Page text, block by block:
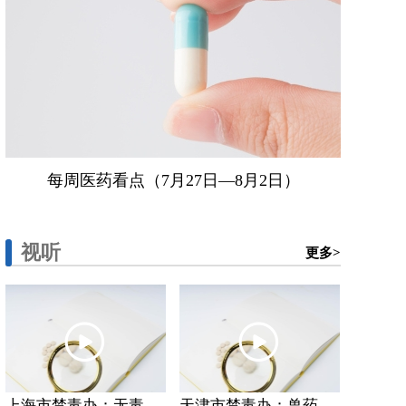
每周医药看点（7月27日—8月2日）
视听 更多>